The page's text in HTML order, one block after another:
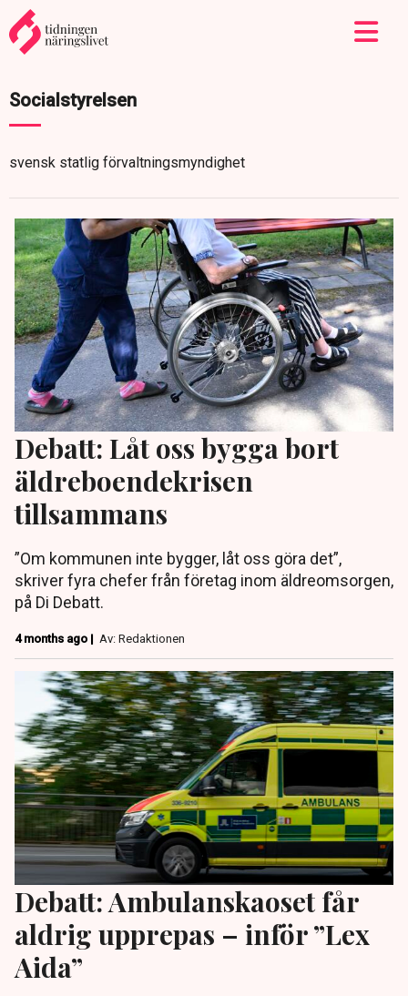
Socialstyrelsen
svensk statlig förvaltningsmyndighet
Debatt: Låt oss bygga bort
äldreboendekrisen
tillsammans
”Om kommunen inte bygger, låt oss göra det”,
skriver fyra chefer från företag inom äldreomsorgen,
på Di Debatt.
4 months ago | Av: Redaktionen
Debatt: Ambulanskaoset får
aldrig upprepas – inför ”Lex
Aida”